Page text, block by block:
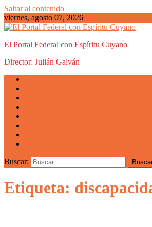
Saltar al contenido
viernes, agosto 07, 2026
El Portal Federal con Espíritu Cuyano
Director: Julián Galván
Buscar:
Etiqueta: